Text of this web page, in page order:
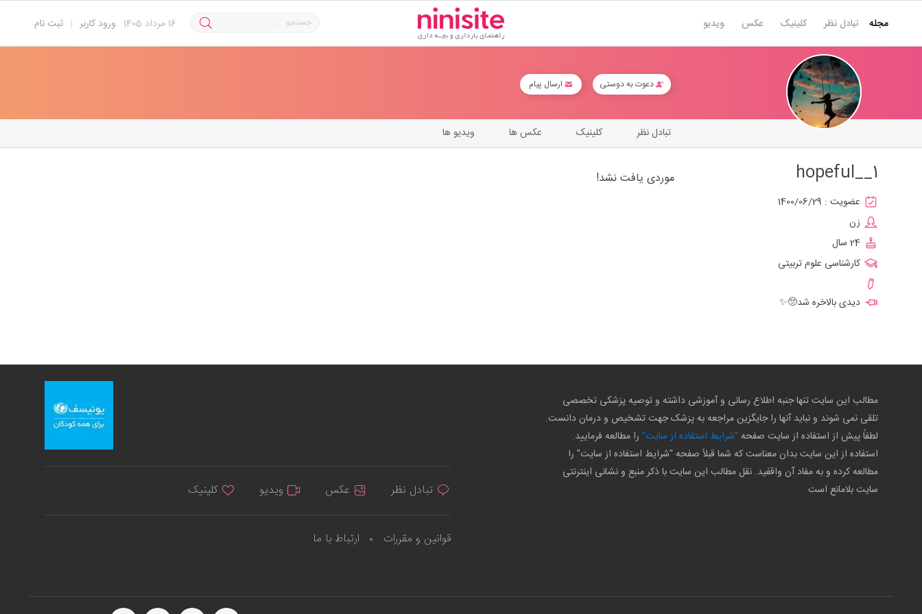
ثبت نام | ورود کاربر 16مرداد 1405 مجله تبادل نظر کلینیک عکس ویدیو
دعوت به دوستی ارسال پیام
ویدیو ها عکس ها کلینیک تبادل نظر
hopeful__1
عضویت : 1400/06/29
زن
24 سال
کارشناسی علوم تربیتی
دیدی بالاخره شد🥺✨
موردی یافت نشد!
مطالب این سایت تنها جنبه اطلاع رسانی و آموزشی داشته و توصیه پزشکی تخصصی
تلقی نمی شوند و نباید آنها را جایگزین مراجعه به پزشک جهت تشخیص و درمان دانست.
لطفاً پیش از استفاده از سایت صفحه "شرایط استفاده از سایت" را مطالعه فرمایید.
استفاده از این سایت بدان معناست که شما قبلاً صفحه "شرایط استفاده از سایت" را
مطالعه کرده و به مفاد آن واقفید. نقل مطالب این سایت با ذکر منبع و نشانی اینترنتی
سایت بلامانع است
تبادل نظر عکس ویدیو کلینیک
قوانین و مقررات ارتباط با ما